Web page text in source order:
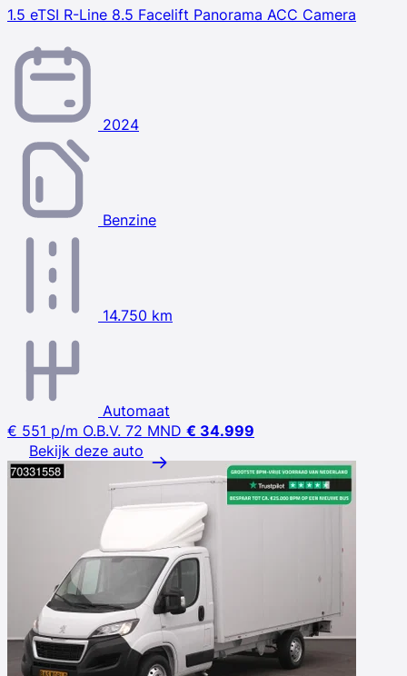
1.5 eTSI R-Line 8.5 Facelift Panorama ACC Camera
2024
Benzine
14.750 km
Automaat
€ 551 p/m O.B.V. 72 MND € 34.999
Bekijk deze auto